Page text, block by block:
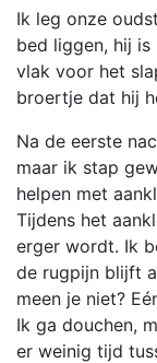
Ik leg onze
bed liggen, hij
vlak voor het
broertje dat hij
Na de eerste
maar ik stap
helpen met
Tijdens het
erger wordt. Ik
de rugpijn blijft
meen je niet?
Ik ga douchen,
er weinig tijd